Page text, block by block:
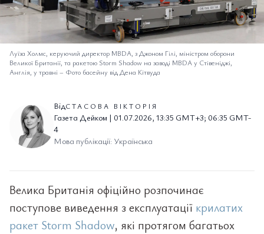
Луїза Холмс, керуючий директор MBDA, з Джоном Гілі, міністром оборони
Великої Британії, та ракетою Storm Shadow на заводі MBDA у Стівеніджі,
Англія, у травні – Фото басейну від Дена Кітвуда
ВідСТАСОВА ВІКТОРІЯ
Газета Дейком | 01.07.2026, 13:35 GMT+3; 06:35 GMT-
4
Мова публікації: Українська
Велика Британія офіційно розпочинає
поступове виведення з експлуатації крилатих
ракет Storm Shadow, які протягом багатьох